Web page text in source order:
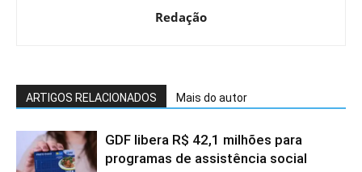
Redação
ARTIGOS RELACIONADOS Mais do autor
GDF libera R$ 42,1 milhões para
programas de assistência social